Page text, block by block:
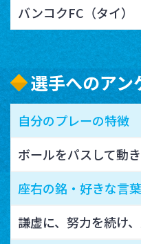
バンコクFC（タイ）
選手へのアン
自分のプレーの特徴
ボールをパスして動
座右の銘・好きな言葉
謙虚に、努力を続け